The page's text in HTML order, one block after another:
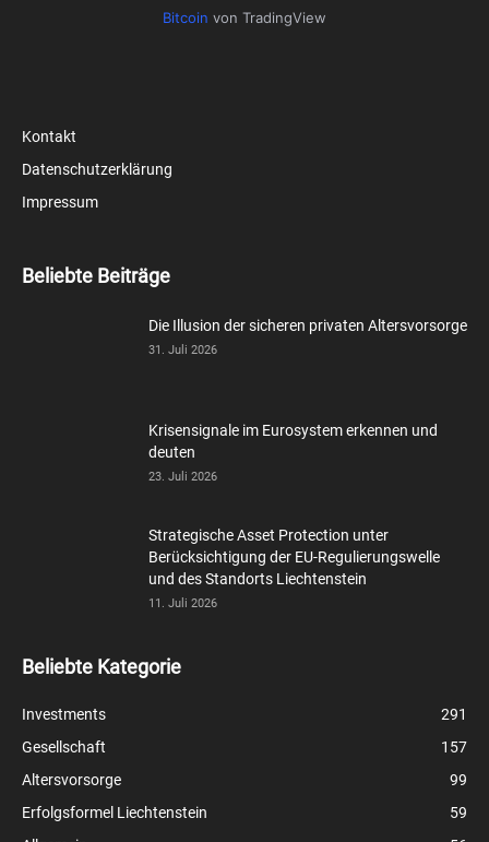
Bitcoin von TradingView
Kontakt
Datenschutzerklärung
Impressum
Beliebte Beiträge
Die Illusion der sicheren privaten Altersvorsorge
31. Juli 2026
Krisensignale im Eurosystem erkennen und
deuten
23. Juli 2026
Strategische Asset Protection unter
Berücksichtigung der EU-Regulierungswelle
und des Standorts Liechtenstein
11. Juli 2026
Beliebte Kategorie
Investments
291
Gesellschaft
157
Altersvorsorge
99
Erfolgsformel Liechtenstein
59